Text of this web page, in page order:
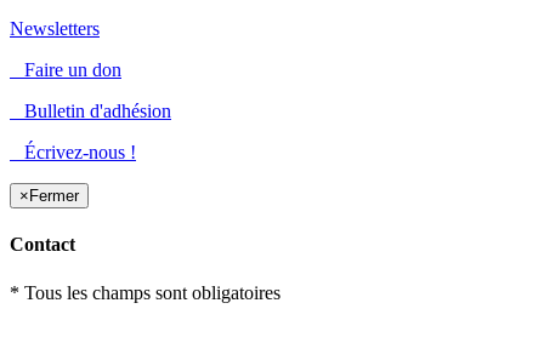
Newsletters
Faire un don
Bulletin d'adhésion
Écrivez-nous !
× Fermer
Contact
* Tous les champs sont obligatoires